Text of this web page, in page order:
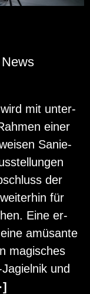
mit un­ter­
einer
Sa­nie­
der
für
Eine er­
amü­san­te
ma­gi­sches
und